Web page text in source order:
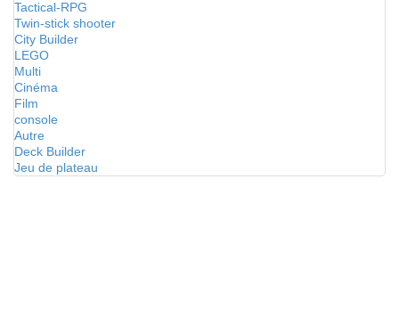
Tactical-RPG
Twin-stick shooter
City Builder
LEGO
Multi
Cinéma
Film
console
Autre
Deck Builder
Jeu de plateau